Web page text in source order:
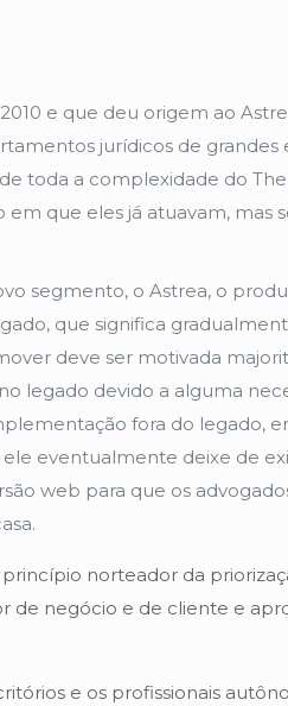
e que deu origem ao
jurídicos de grandes
toda a complexidade do
que eles já atuavam, mas
segmento, o Astrea, o
que significa
deve ser motivada
legado devido a alguma
fora do legado,
eventualmente deixe de
web para que os
norteador da
de negócio e de cliente e
e os profissionais